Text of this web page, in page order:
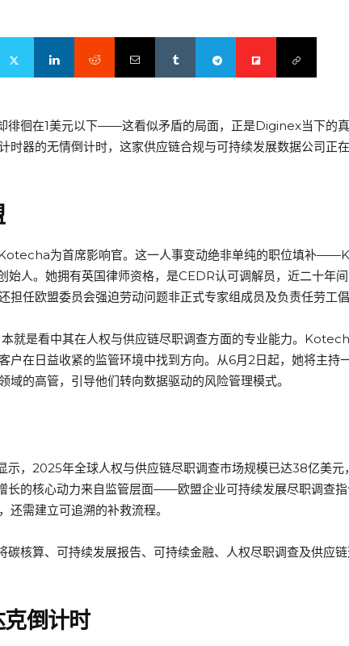
徘徊在1美元以下——这看似矛盾的局面，正是Diginex当下的
时器的无情倒计时，这家供应链合规与可持续发展数据公司正
为首席影响官。这一人事变动绝非单纯的职位填补
人。她拥有英国律师资格，是CEDR认可调解员，近二十年
担任欧盟委员会强迫劳动问题非正式专家组成员及负责任劳工倡
是看中其在人权与供应链尽职调查方面的专业能力。
户在日益收紧的监管环境中找到方向。从6月2日起，她将主持
的高管，引导他们转向数据驱动的风险管理模式。
示，2025年全球人权与供应链尽职调查市场规模已达38亿美
长的核心动力来自监管层面——欧盟企业可持续发展尽职调查
还需建立可追溯的补救流程。
核算、可持续发展报告、可持续金融、人权尽职调查及供应
倒计时